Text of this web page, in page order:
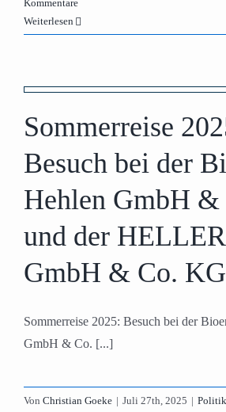
Kommentare
Weiterlesen
Sommerreise
Besuch bei der
Hehlen GmbH
und der
GmbH & Co. KG
Sommerreise 2025: Besuch bei der
GmbH & Co. [...]
Von Christian Goeke | Juli 27th, 2025 | Politik